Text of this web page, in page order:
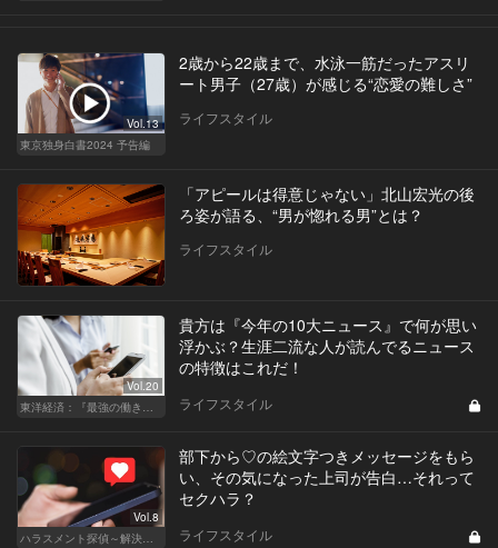
Vol.13
東京独身白書2024 予告編
2歳から22歳まで、水泳一筋だったアスリ
ート男子（27歳）が感じる“恋愛の難しさ”
ライフスタイル
「アピールは得意じゃない」北山宏光の後
ろ姿が語る、“男が惚れる男”とは？
ライフスタイル
Vol.20
東洋経済：『最強の働き方』『一流の育て方』
貴方は『今年の10大ニュース』で何が思い
浮かぶ？生涯二流な人が読んでるニュース
の特徴はこれだ！
ライフスタイル
Vol.8
ハラスメント探偵～解決編～
部下から♡の絵文字つきメッセージをもら
い、その気になった上司が告白…それって
セクハラ？
ライフスタイル